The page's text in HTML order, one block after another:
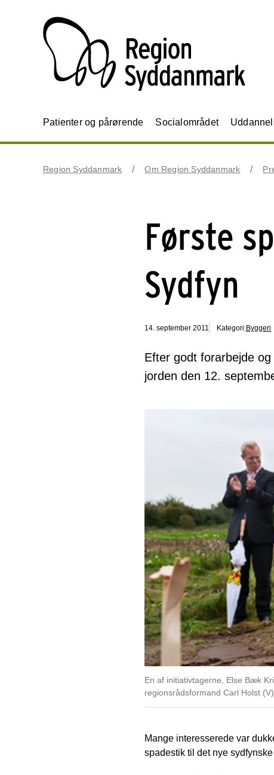
Patienter og pårørende Socialområdet
Region Syddanmark Om Region Syddanmark
Første
Sydfyn
14. september 2011 Kategori:Byggeri
Efter godt forarbejde
jorden den 12.
En af initiativtagerne, Else Bæk
regionsrådsformand Carl Holst
Mange interesserede var
spadestik til det nye